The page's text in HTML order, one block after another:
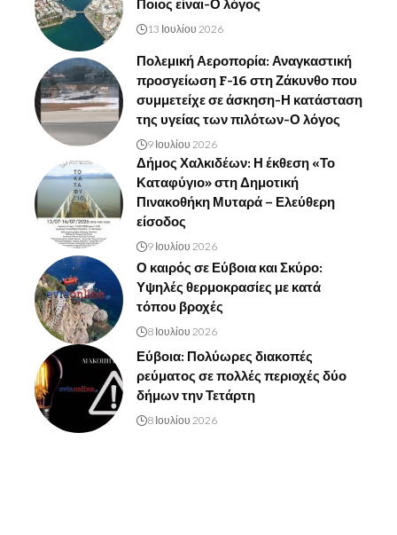
Ποιος είναι-Ο λόγος
13 Ιουλίου 2026
Πολεμική Αεροπορία: Αναγκαστική
προσγείωση F-16 στη Ζάκυνθο που
συμμετείχε σε άσκηση-Η κατάσταση
της υγείας των πιλότων-Ο λόγος
9 Ιουλίου 2026
Δήμος Χαλκιδέων: Η έκθεση «Το
Καταφύγιο» στη Δημοτική
Πινακοθήκη Μυταρά – Ελεύθερη
είσοδος
9 Ιουλίου 2026
Ο καιρός σε Εύβοια και Σκύρο:
Υψηλές θερμοκρασίες με κατά
τόπου βροχές
8 Ιουλίου 2026
Εύβοια: Πολύωρες διακοπές
ρεύματος σε πολλές περιοχές δύο
δήμων την Τετάρτη
8 Ιουλίου 2026